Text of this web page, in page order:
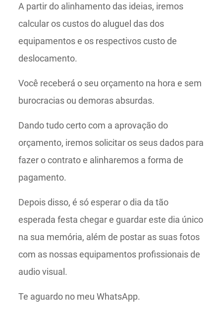
A partir do alinhamento das ideias, iremos
calcular os custos do aluguel das dos
equipamentos e os respectivos custo de
deslocamento.
Você receberá o seu orçamento na hora e sem
burocracias ou demoras absurdas.
Dando tudo certo com a aprovação do
orçamento, iremos solicitar os seus dados para
fazer o contrato e alinharemos a forma de
pagamento.
Depois disso, é só esperar o dia da tão
esperada festa chegar e guardar este dia único
na sua memória, além de postar as suas fotos
com as nossas equipamentos profissionais de
audio visual.
Te aguardo no meu WhatsApp.